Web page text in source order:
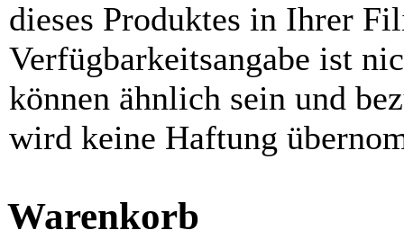
dieses Produktes in Ihrer
Verfügbarkeitsangabe ist
können ähnlich sein und
wird keine Haftung
Warenkorb